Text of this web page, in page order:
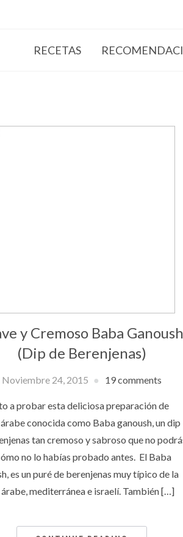
RECETAS
y Cremoso Baba Ganoush
(Dip de Berenjenas)
Noviembre 24, 2015 19 comments
a probar esta deliciosa preparación de
conocida como Baba ganoush, un dip
tan cremoso y sabroso que no
no lo habías probado antes. El Baba
es un puré de berenjenas muy típico de la
mediterránea e israelí. También […]